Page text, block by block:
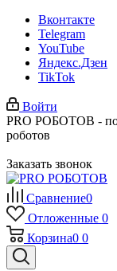
Вконтакте
Telegram
YouTube
Яндекс.Дзен
TikTok
Войти
PRO РОБОТОВ -
роботов
Заказать звонок
Сравнение0
Отложенные 0
Корзина0 0